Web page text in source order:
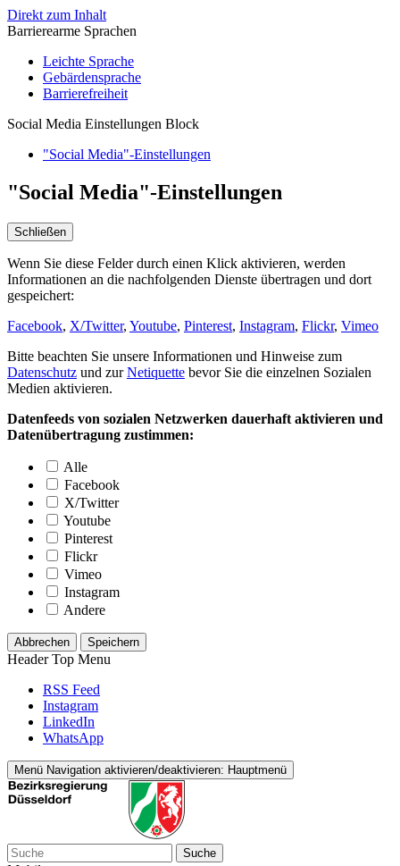
Direkt zum Inhalt
Barrierearme Sprachen
Leichte Sprache
Gebärdensprache
Barrierefreiheit
Social Media Einstellungen Block
"Social Media"-Einstellungen
"Social Media"-Einstellungen
Schließen
Wenn Sie diese Felder durch einen Klick aktivieren, werden
Informationen an die nachfolgenden Dienste übertragen und dort
gespeichert:
Facebook, X/Twitter, Youtube, Pinterest, Instagram, Flickr, Vimeo
Bitte beachten Sie unsere Informationen und Hinweise zum
Datenschutz und zurNetiquette bevor Sie die einzelnen Sozialen
Medien aktivieren.
Datenfeeds von sozialen Netzwerken dauerhaft aktivieren und
Datenübertragung zustimmen:
Alle
Facebook
X/Twitter
Youtube
Pinterest
Flickr
Vimeo
Instagram
Andere
Abbrechen Speichern
Header Top Menu
RSS Feed
Instagram
LinkedIn
WhatsApp
Menü Navigation aktivieren/deaktivieren: Hauptmenü
Suche